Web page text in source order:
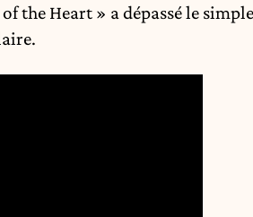
the Heart » a dépassé le